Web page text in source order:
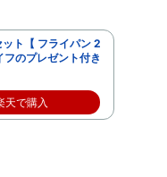
ト【 フライパン 2
のプレゼント付き
天で購入